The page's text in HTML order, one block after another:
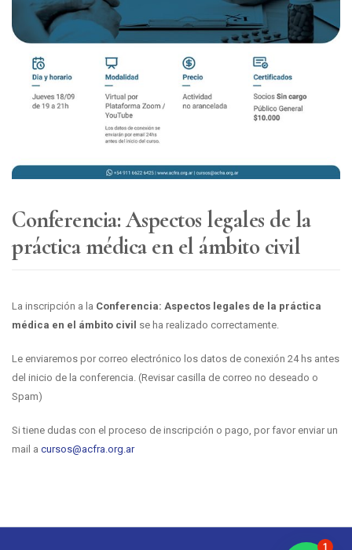
Conferencia: Aspectos legales de la
práctica médica en el ámbito civil
La inscripción a la Conferencia: Aspectos legales de la práctica
médica en el ámbito civil se ha realizado correctamente.
Le enviaremos por correo electrónico los datos de conexión 24 hs antes
del inicio de la conferencia. (Revisar casilla de correo no deseado o
Spam)
Si tiene dudas con el proceso de inscripción o pago, por favor enviar un
mail a cursos@acfra.org.ar
1